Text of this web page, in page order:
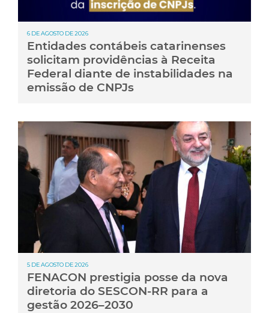
6 DE AGOSTO DE 2026
Entidades contábeis catarinenses
solicitam providências à Receita
Federal diante de instabilidades na
emissão de CNPJs
5 DE AGOSTO DE 2026
FENACON prestigia posse da nova
diretoria do SESCON-RR para a
gestão 2026–2030